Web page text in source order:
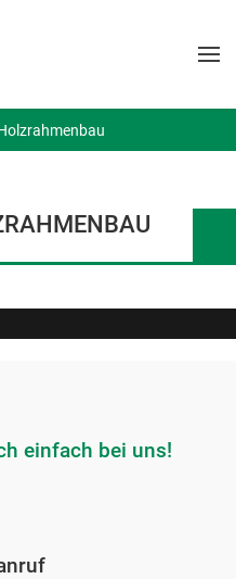
einfach bei uns!